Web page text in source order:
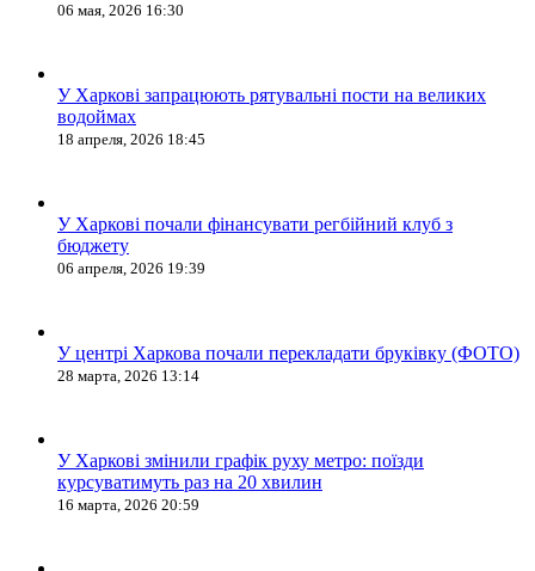
06 мая, 2026 16:30
У Харкові запрацюють рятувальні пости на великих
водоймах
18 апреля, 2026 18:45
У Харкові почали фінансувати регбійний клуб з
бюджету
06 апреля, 2026 19:39
У центрі Харкова почали перекладати бруківку (ФОТО)
28 марта, 2026 13:14
У Харкові змінили графік руху метро: поїзди
курсуватимуть раз на 20 хвилин
16 марта, 2026 20:59